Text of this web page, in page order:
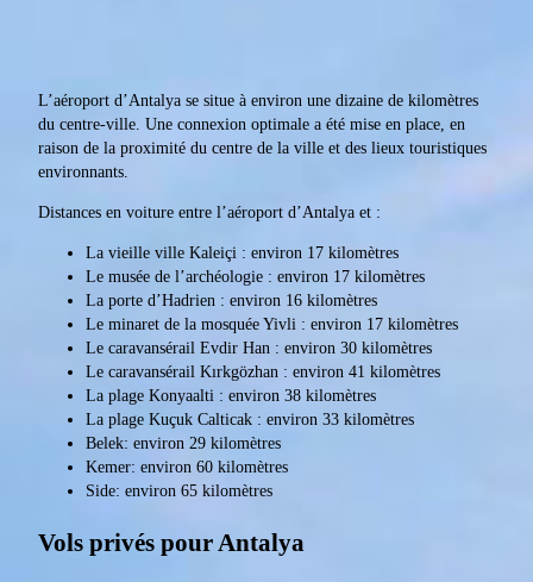
L’aéroport d’Antalya se situe à environ une dizaine de kilomètres
du centre-ville. Une connexion optimale a été mise en place, en
raison de la proximité du centre de la ville et des lieux touristiques
environnants.
Distances en voiture entre l’aéroport d’Antalya et :
La vieille ville Kaleiçi : environ 17 kilomètres
Le musée de l’archéologie : environ 17 kilomètres
La porte d’Hadrien : environ 16 kilomètres
Le minaret de la mosquée Yivli : environ 17 kilomètres
Le caravansérail Evdir Han : environ 30 kilomètres
Le caravansérail Kırkgözhan : environ 41 kilomètres
La plage Konyaalti : environ 38 kilomètres
La plage Kuçuk Calticak : environ 33 kilomètres
Belek: environ 29 kilomètres
Kemer: environ 60 kilomètres
Side: environ 65 kilomètres
Vols privés pour Antalya